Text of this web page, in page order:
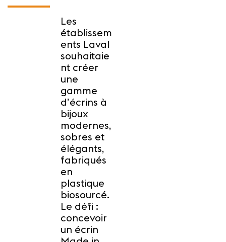
Les
établissem
ents Laval
souhaitaie
nt créer
une
gamme
d’écrins à
bijoux
modernes,
sobres et
élégants,
fabriqués
en
plastique
biosourcé.
Le défi :
concevoir
un écrin